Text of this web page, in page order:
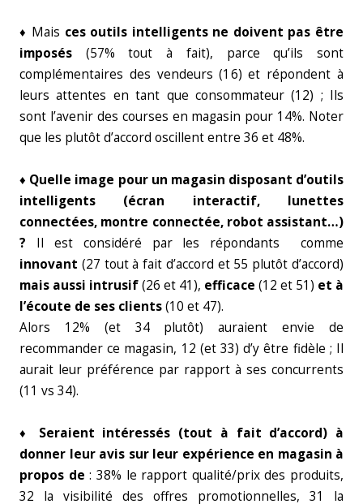
♦ Mais ces outils intelligents ne doivent pas être
imposés (57% tout à fait), parce qu’ils sont
complémentaires des vendeurs (16) et répondent à
leurs attentes en tant que consommateur (12) ; Ils
sont l’avenir des courses en magasin pour 14%. Noter
que les plutôt d’accord oscillent entre 36 et 48%.
♦ Quelle image pour un magasin disposant d’outils
intelligents (écran interactif, lunettes
connectées, montre connectée, robot assistant…)
? Il est considéré par les répondants comme
innovant (27 tout à fait d’accord et 55 plutôt d’accord)
mais aussi intrusif(26 et 41), efficace (12 et 51) et à
l’écoute de ses clients(10 et 47).
Alors 12% (et 34 plutôt) auraient envie de
recommander ce magasin, 12 (et 33) d’y être fidèle ; Il
aurait leur préférence par rapport à ses concurrents
(11 vs 34).
♦ Seraient intéressés (tout à fait d’accord) à
donner leur avis sur leur expérience en magasin à
propos de : 38% le rapport qualité/prix des produits,
32 la visibilité des offres promotionnelles, 31 la